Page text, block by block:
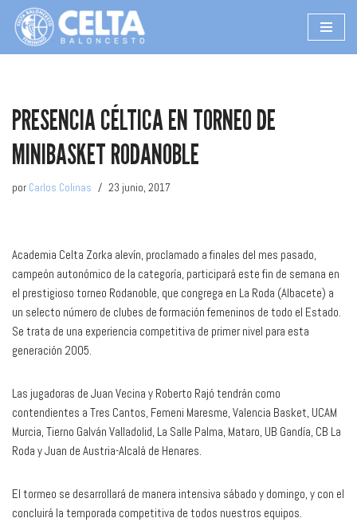
Saltar
PRESENCIA CÉLTICA EN TORNEO DE
MINIBASKET RODANOBLE
por Carlos Colinas 23 junio, 2017
Academia Celta Zorka alevín, proclamado a finales del mes pasado,
campeón autonómico de la categoría, participará este fin de semana en
el prestigioso torneo Rodanoble, que congrega en La Roda (Albacete) a
un selecto número de clubes de formación femeninos de todo el Estado.
Se trata de una experiencia competitiva de primer nivel para esta
generación 2005.
Las jugadoras de Juan Vecina y Roberto Rajó tendrán como
contendientes a Tres Cantos, Femeni Maresme, Valencia Basket, UCAM
Murcia, Tierno Galván Valladolid, La Salle Palma, Mataro, UB Gandía, CB La
Roda y Juan de Austria-Alcalá de Henares.
El tormeo se desarrollará de manera intensiva sábado y domingo, y con el
concluirá la temporada competitiva de todos nuestros equipos.